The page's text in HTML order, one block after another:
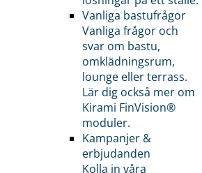
Vanliga bastufrågor
Vanliga frågor och
svar om bastu,
omklädningsrum,
lounge eller terrass.
Lär dig också mer om
Kirami FinVision®
moduler.
Kampanjer &
erbjudanden
Kolla in våra